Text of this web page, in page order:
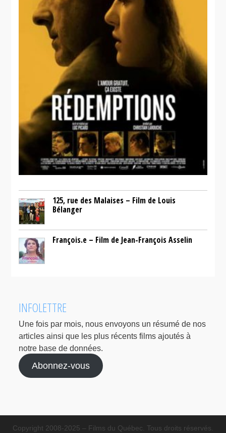
125, rue des Malaises – Film de Louis
Bélanger
François.e – Film de Jean-François Asselin
INFOLETTRE
Une fois par mois, nous envoyons un résumé de nos
articles ainsi que les plus récents films ajoutés à
notre base de données.
Abonnez-vous
Copyright 2008-2025 – Films du Québec. Tous droits réservés.